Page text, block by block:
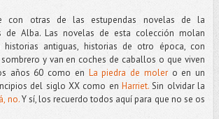
con otras de las estupendas novelas de la
de Alba. Las novelas de esta colección molan
antiguas, historias de otro época, con
y van en coches de caballos o que viven
años 60 como en La piedra de molero en un
del siglo XX como enHarriet. Sin olvidar la
no.Y sí, los recuerdo todos aquí para que no se os